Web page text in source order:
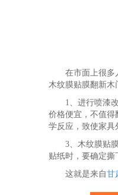
在市面上很多人
木纹膜贴膜翻新木
1、进行喷漆改
价格便宜，不值得
学反应，致使家具
3、木纹膜贴膜
贴纸时，要确定撕
这就是来自甘